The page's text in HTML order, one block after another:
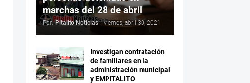
marchas del 28 de abril
Por: Pitalito Noticias - viernes, abril 30, 2021
Investigan contratación
de familiares en la
administración municipal
y EMPITALITO